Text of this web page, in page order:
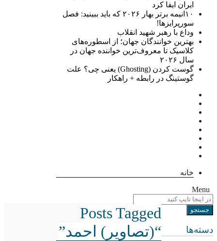
ایران ایفا کرد
۱۰انیمه برتر بهار ۲۰۲۶ که باید ببینید: فصل
سورپرایزها!
وداع با رهبر شهید انقلاب
بهترین خوانندگان جهان؛ از اسطوره‌های
کلاسیک تا معروف‌ترین خواننده جهان در
سال ۲۰۲۶
گوست کردن (Ghosting) یعنی چی؟ علت
گوستینگ در رابطه + راهکار
خانه
Menu
دسته‌ها
Posts Tagged
“(تصاویر) احمد”